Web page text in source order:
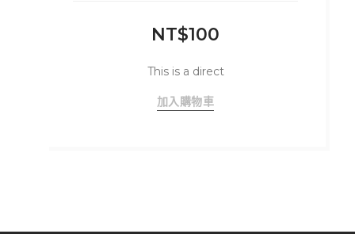
NT$100
This is a direct
加入購物車